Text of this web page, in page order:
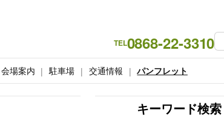
TEL0868-22-3310
会場案内 駐車場 交通情報 パンフレット
キーワード検索